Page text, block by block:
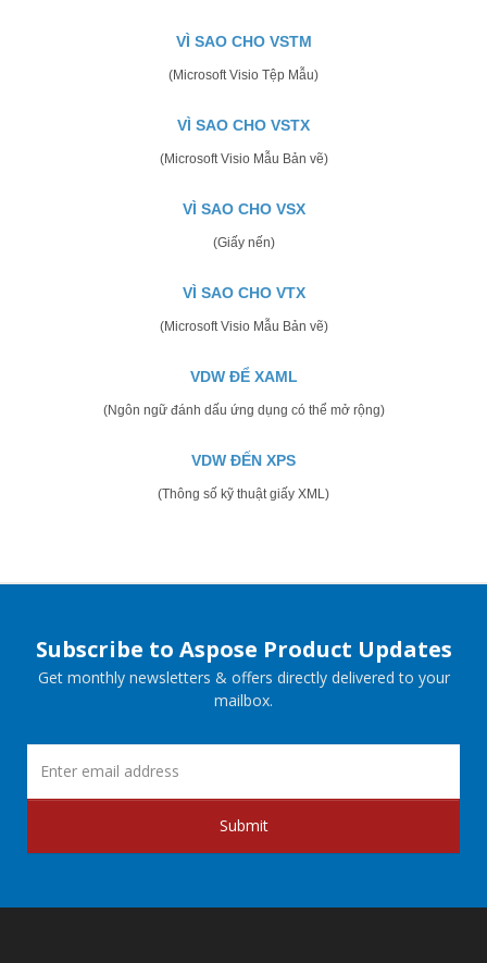
VÌ SAO CHO VSTM
(Microsoft Visio Tệp Mẫu)
VÌ SAO CHO VSTX
(Microsoft Visio Mẫu Bản vẽ)
VÌ SAO CHO VSX
(Giấy nến)
VÌ SAO CHO VTX
(Microsoft Visio Mẫu Bản vẽ)
VDW ĐỂ XAML
(Ngôn ngữ đánh dấu ứng dụng có thể mở rộng)
VDW ĐẾN XPS
(Thông số kỹ thuật giấy XML)
Subscribe to Aspose Product Updates
Get monthly newsletters & offers directly delivered to your
mailbox.
Submit